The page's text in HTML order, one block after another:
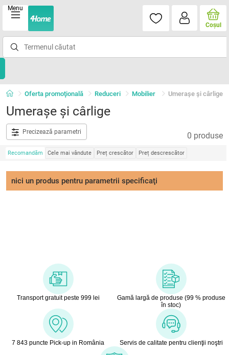
Menu
Coşul
Oferta promoţională Reduceri Mobilier Umeraşe şi cârlige
Umeraşe şi cârlige
Precizează parametri 0 produse
Recomandăm Cele mai vândute Preț crescător Preț descrescător
nici un produs pentru parametrii specificaţi
Transport gratuit peste 999 lei
Gamă largă de produse (99 % produse
în stoc)
7 843 puncte Pick-up in România Servis de calitate pentru clienţii noştri